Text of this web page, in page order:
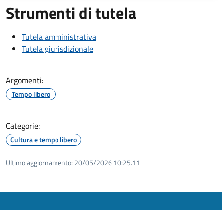
Strumenti di tutela
Tutela amministrativa
Tutela giurisdizionale
Argomenti:
Tempo libero
Categorie:
Cultura e tempo libero
Ultimo aggiornamento: 20/05/2026 10:25.11